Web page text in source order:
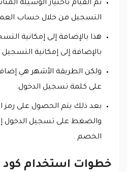
ثم القيام باختيار الوسيلة
التسجيل من خلال حساب
هذا بالإضافة إلى إمكانية
بالإضافة إلى إمكانية التسجيل
ولكن الطريقة الأشهر هي
على كلمة تسجيل الدخول.
بعد ذلك يتم الحصول على رمز
والضغط على تسجيل الدخول
الخصم .
خطوات استخدام